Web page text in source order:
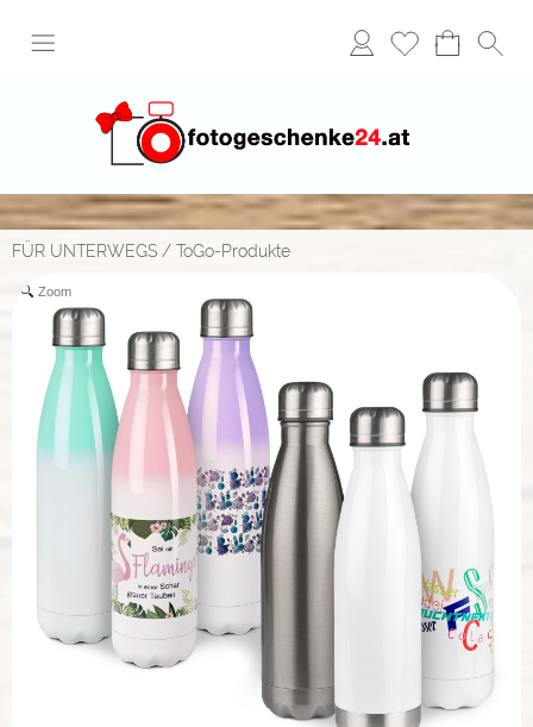
FÜR UNTERWEGS / ToGo-Produkte
Zoom